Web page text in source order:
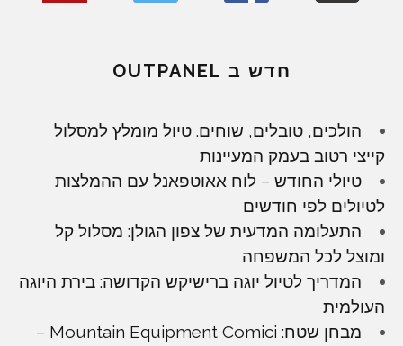
חדש ב OUTPANEL
הולכים, טובלים, שוחים. טיול מומלץ למסלול
קייצי רטוב בעמק המעיינות
טיולי החודש – לוח אאוטפאנל עם ההמלצות
לטיולים לפי חודשים
התעלומה המדעית של צפון הגולן: מסלול קל
ומוצל לכל המשפחה
המדריך לטיול יוגה ברישיקש הקדושה: בירת היוגה
העולמית
מבחן שטח: Mountain Equipment Comici –